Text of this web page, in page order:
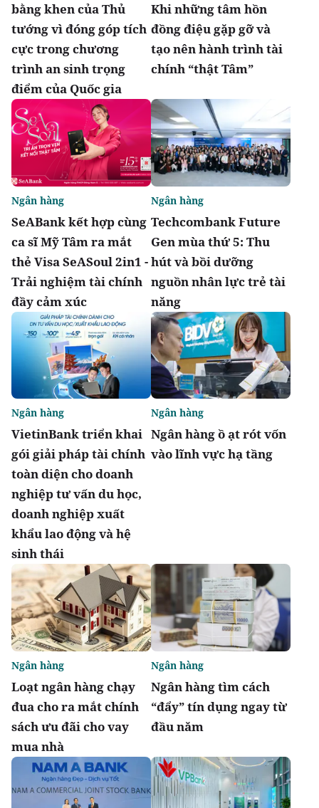
bằng khen của Thủ
tướng vì đóng góp tích
cực trong chương
trình an sinh trọng
điểm của Quốc gia
Khi những tâm hồn
đồng điệu gặp gỡ và
tạo nên hành trình tài
chính “thật Tâm”
SeABank kết hợp cùng
ca sĩ Mỹ Tâm ra mắt
thẻ Visa SeASoul 2in1 -
Trải nghiệm tài chính
đầy cảm xúc
Ngân hàng
Techcombank Future
Gen mùa thứ 5: Thu
hút và bồi dưỡng
nguồn nhân lực trẻ tài
năng
Ngân hàng
VietinBank triển khai
gói giải pháp tài chính
toàn diện cho doanh
nghiệp tư vấn du học,
doanh nghiệp xuất
khẩu lao động và hệ
sinh thái
Ngân hàng
Ngân hàng ồ ạt rót vốn
vào lĩnh vực hạ tầng
Ngân hàng
Loạt ngân hàng chạy
đua cho ra mắt chính
sách ưu đãi cho vay
mua nhà
Ngân hàng
Ngân hàng tìm cách
“đẩy” tín dụng ngay từ
đầu năm
Ngân hàng